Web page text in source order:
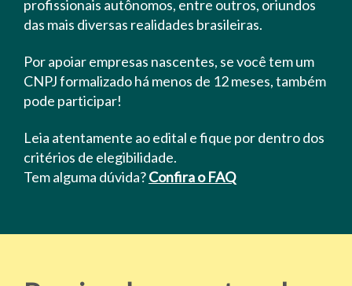
profissionais autônomos, entre outros, oriundos
das mais diversas realidades brasileiras.
Por apoiar empresas nascentes, se você tem um
CNPJ formalizado há menos de 12 meses, também
pode participar!
Leia atentamente ao edital e fique por dentro dos
critérios de elegibilidade.
Tem alguma dúvida?Confira o FAQ